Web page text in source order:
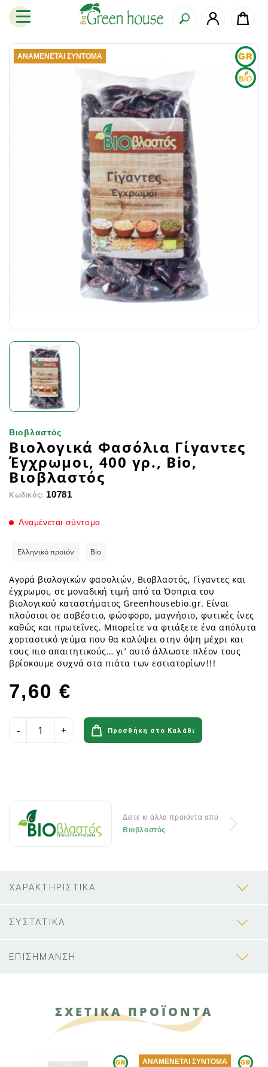
ΑΝΑΜΈΝΕΤΑΙ ΣΎΝΤΟΜΑ
Βιοβλαστός
Βιολογικά Φασόλια Γίγαντες
Έγχρωμοι, 400 γρ., Bio,
Βιοβλαστός
Κωδικός: 10781
Αναμένεται σύντομα
Ελληνικό προϊόν Bio
Αγορά βιολογικών φασολιών, Βιοβλαστός, Γίγαντες και
έγχρωμοι, σε μοναδική τιμή από τα Όσπρια του
βιολογικού καταστήματος Greenhousebio.gr. Είναι
πλούσιοι σε ασβέστιο, φώσφορο, μαγνήσιο, φυτικές ίνες
καθώς και πρωτεΐνες. Μπορείτε να φτιάξετε ένα απόλυτα
χορταστικό γεύμα που θα καλύψει στην όψη μέχρι και
τους πιο απαιτητικούς… γι’ αυτό άλλωστε πλέον τους
βρίσκουμε συχνά στα πιάτα των εστιατορίων!!!
7,60 €
Προσθήκη στο Καλάθι
Δείτε κι άλλα προϊόντα απο
Βιοβλαστός
ΧΑΡΑΚΤΗΡΙΣΤΙΚΑ
ΣΥΣΤΑΤΙΚΑ
ΕΠΙΣΗΜΑΝΣΗ
ΣΧΕΤΙΚΑ ΠΡΟΪΟΝΤΑ
ΑΝΑΜΈΝΕΤΑΙ ΣΎΝΤΟΜΑ